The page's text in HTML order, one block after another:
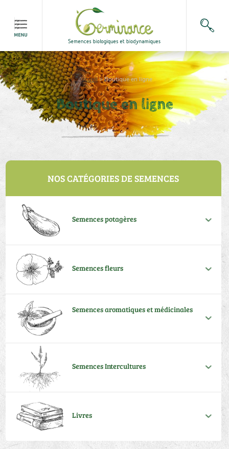
Accueil>Boutique en ligne
Boutique en ligne
NOS CATÉGORIES DE SEMENCES
Semences potagères
Semences fleurs
Semences aromatiques et médicinales
Semences Intercultures
Livres